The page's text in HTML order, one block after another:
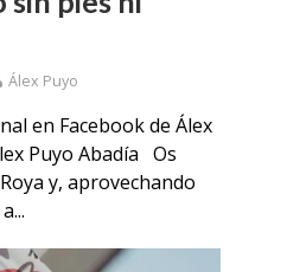
Álex Puyo
en Facebook de Álex
Puyo Abadía Os
y, aprovechando